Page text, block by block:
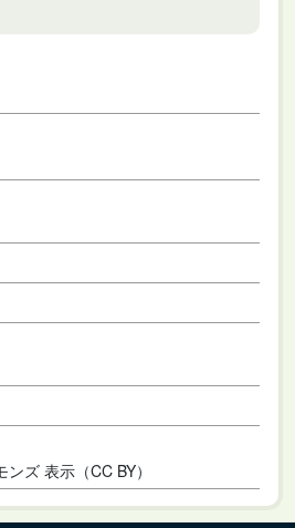
ズ 表示（CC BY）